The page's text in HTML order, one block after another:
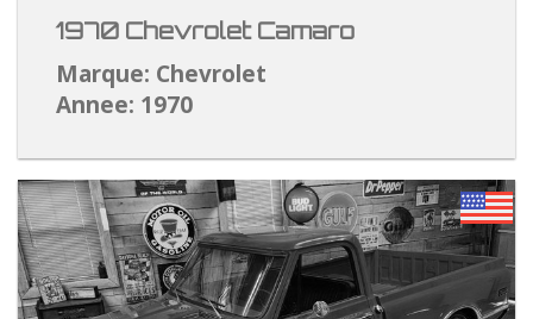
1970 Chevrolet Camaro
Marque: Chevrolet
Annee: 1970